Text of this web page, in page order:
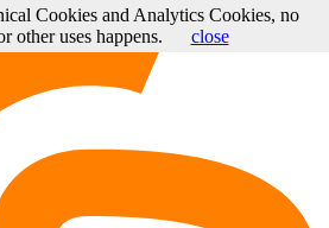
Cookies and Analytics Cookies, no
other uses happens.
close